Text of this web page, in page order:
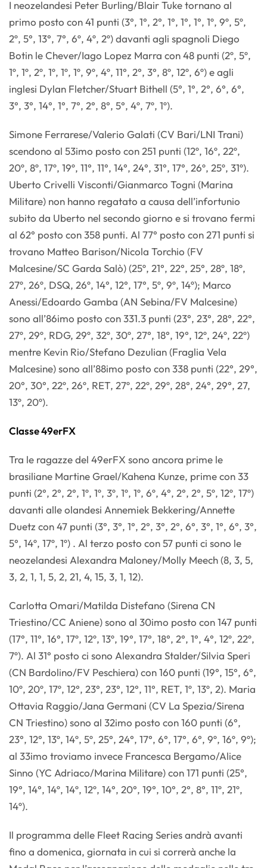
I neozelandesi Peter Burling/Blair Tuke tornano al
primo posto con 41 punti (3°, 1°, 2°, 1°, 1°, 1°, 1º, 9º, 5º,
2º, 5°, 13°, 7°, 6º, 4º, 2º) davanti agli spagnoli Diego
Botin le Chever/Iago Lopez Marra con 48 punti (2º, 5º,
1º, 1º, 2º, 1º, 1º, 1º, 9º, 4º, 11°, 2°, 3°, 8º, 12º, 6º) e agli
inglesi Dylan Fletcher/Stuart Bithell (5°, 1°, 2°, 6°, 6°,
3°, 3°, 14°, 1°, 7°, 2°, 8°, 5°, 4º, 7º, 1º).
Simone Ferrarese/Valerio Galati (CV Bari/LNI Trani)
scendono al 53imo posto con 251 punti (12º, 16º, 22º,
20º, 8º, 17º, 19º, 11°, 11°, 14°, 24°, 31°, 17°, 26º, 25º, 31º).
Uberto Crivelli Visconti/Gianmarco Togni (Marina
Militare) non hanno regatato a causa dell’infortunio
subito da Uberto nel secondo giorno e si trovano fermi
al 62° posto con 358 punti. Al 77° posto con 271 punti si
trovano Matteo Barison/Nicola Torchio (FV
Malcesine/SC Garda Salò) (25º, 21°, 22°, 25°, 28º, 18º,
27º, 26º, DSQ, 26º, 14°, 12°, 17°, 5º, 9º, 14º); Marco
Anessi/Edoardo Gamba (AN Sebina/FV Malcesine)
sono all’86imo posto con 331.3 punti (23°, 23°, 28°, 22°,
27º, 29º, RDG, 29º, 32º, 30º, 27°, 18°, 19°, 12º, 24º, 22º)
mentre Kevin Rio/Stefano Dezulian (Fraglia Vela
Malcesine) sono all’88imo posto con 338 punti (22°, 29°,
20°, 30°, 22º, 26º, RET, 27º, 22º, 29º, 28°, 24°, 29°, 27,
13º, 20º).
Classe 49erFX
Tra le ragazze del 49erFX sono ancora prime le
brasiliane Martine Grael/Kahena Kunze, prime con 33
punti (2°, 2°, 2°, 1º, 1º, 3º, 1º, 1º, 6º, 4°, 2°, 2°, 5º, 12º, 17º)
davanti alle olandesi Annemiek Bekkering/Annette
Duetz con 47 punti (3°, 3°, 1°, 2°, 3°, 2°, 6°, 3°, 1°, 6°, 3°,
5°, 14º, 17º, 1º) . Al terzo posto con 57 punti ci sono le
neozelandesi Alexandra Maloney/Molly Meech (8, 3, 5,
3, 2, 1, 1, 5, 2, 21, 4, 15, 3, 1, 12).
Carlotta Omari/Matilda Distefano (Sirena CN
Triestino/CC Aniene) sono al 30imo posto con 147 punti
(17°, 11°, 16°, 17º, 12º, 13º, 19°, 17°, 18°, 2°, 1°, 4°, 12º, 22º,
7º). Al 31° posto ci sono Alexandra Stalder/Silvia Speri
(CN Bardolino/FV Peschiera) con 160 punti (19°, 15°, 6°,
10º, 20º, 17º, 12°, 23°, 23°, 12°, 11°, RET, 1º, 13º, 2). Maria
Ottavia Raggio/Jana Germani (CV La Spezia/Sirena
CN Triestino) sono al 32imo posto con 160 punti (6°,
23°, 12°, 13º, 14º, 5º, 25°, 24°, 17°, 6°, 17°, 6°, 9º, 16º, 9º);
al 33imo troviamo invece Francesca Bergamo/Alice
Sinno (YC Adriaco/Marina Militare) con 171 punti (25°,
19°, 14°, 14º, 14º, 12º, 14°, 20°, 19°, 10°, 2°, 8°, 11º, 21º,
14º).
Il programma delle Fleet Racing Series andrà avanti
fino a domenica, giornata in cui si correrà anche la